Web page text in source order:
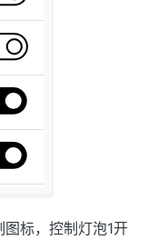
标，控制灯泡1开